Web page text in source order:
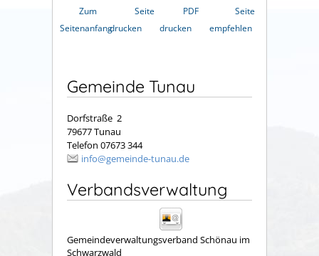
Zum
Seitenanfang
Seite
drucken
PDF
drucken
Seite
empfehlen
Gemeinde Tunau
Dorfstraße 2
79677 Tunau
Telefon 07673 344
info@gemeinde-tunau.de
Verbandsverwaltung
Gemeindeverwaltungsverband Schönau im
Schwarzwald